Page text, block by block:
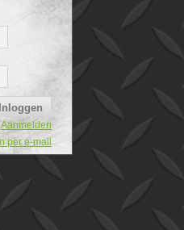
Aanmelden
per e-mail